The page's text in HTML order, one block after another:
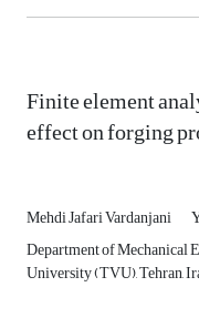
Finite element
effect on forging
Mehdi Jafari Vardanjani
Department of Mechanical
University (TVU), Tehran,